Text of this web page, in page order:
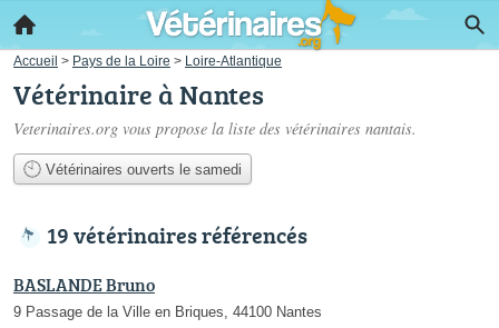
Accueil > Pays de la Loire > Loire-Atlantique
Vétérinaire à Nantes
Veterinaires.org vous propose la liste des vétérinaires nantais.
Vétérinaires ouverts le samedi
19 vétérinaires référencés
BASLANDE Bruno
9 Passage de la Ville en Briques, 44100 Nantes